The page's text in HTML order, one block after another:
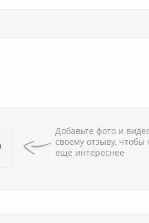
Добавьте фото и
своему отзыву, чтобы
еще интереснее